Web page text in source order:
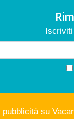
pubblicità su